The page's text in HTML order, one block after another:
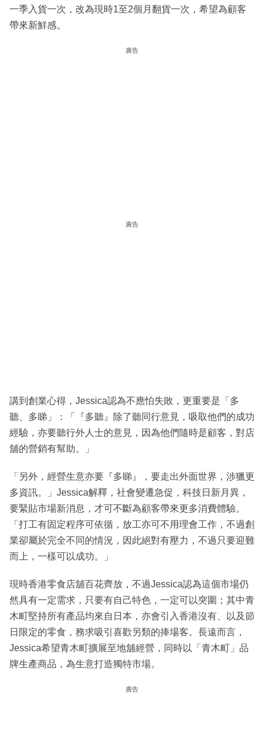
一季入貨一次，改為現時1至2個月翻貨一次，希望為顧客
帶來新鮮感。
廣告
廣告
講到創業心得，Jessica認為不應怕失敗，更重要是「多
聽、多睇」：「『多聽』除了聽同行意見，吸取他們的成功
經驗，亦要聽行外人士的意見，因為他們隨時是顧客，對店
舖的營銷有幫助。」
「另外，經營生意亦要『多睇』，要走出外面世界，涉獵更
多資訊。」Jessica解釋，社會變遷急促，科技日新月異，
要緊貼市場新消息，才可不斷為顧客帶來更多消費體驗。
「打工有固定程序可依循，放工亦可不用理會工作，不過創
業卻屬於完全不同的情況，因此絕對有壓力，不過只要迎難
而上，一樣可以成功。」
現時香港零食店舖百花齊放，不過Jessica認為這個市場仍
然具有一定需求，只要有自己特色，一定可以突圍；其中青
木町堅持所有產品均來自日本，亦會引入香港沒有、以及節
日限定的零食，務求吸引喜歡另類的捧場客。長遠而言，
Jessica希望青木町擴展至地舖經營，同時以「青木町」品
牌生產商品，為生意打造獨特市場。
廣告